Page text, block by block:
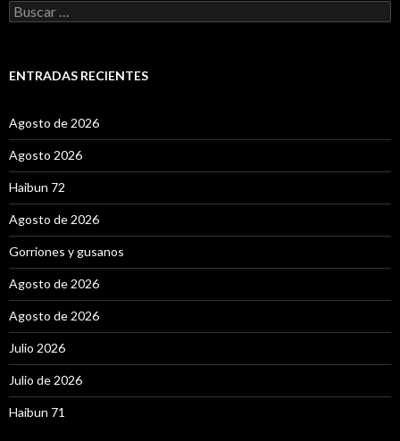
B
u
a
ENTRADAS RECIENTES
Agosto de 2026
Agosto 2026
Haibun 72
Agosto de 2026
Gorriones y gusanos
Agosto de 2026
Agosto de 2026
Julio 2026
Julio de 2026
Haibun 71